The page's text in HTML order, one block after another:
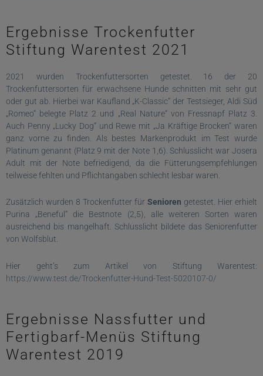
Ergebnisse Trockenfutter
Stiftung Warentest 2021
2021 wurden Trockenfuttersorten getestet. 16 der 20
Trockenfuttersorten für erwachsene Hunde schnitten mit sehr gut
oder gut ab. Hierbei war Kaufland „K-Classic“ der Testsieger, Aldi Süd
„Romeo“ belegte Platz 2 und „Real Nature“ von Fressnapf Platz 3.
Auch Penny „Lucky Dog“ und Rewe mit „Ja Kräftige Brocken“ waren
ganz vorne zu finden. Als bestes Markenprodukt im Test wurde
Platinum genannt (Platz 9 mit der Note 1,6). Schlusslicht war Josera
Adult mit der Note befriedigend, da die Fütterungsempfehlungen
teilweise fehlten und Pflichtangaben schlecht lesbar waren.
Zusätzlich wurden 8 Trockenfutter für Senioren getestet. Hier erhielt
Purina „Beneful“ die Bestnote (2,5), alle weiteren Sorten waren
ausreichend bis mangelhaft. Schlusslicht bildete das Seniorenfutter
von Wolfsblut.
Hier geht’s zum Artikel von Stiftung Warentest:
https://www.test.de/Trockenfutter-Hund-Test-5020107-0/
Ergebnisse Nassfutter und
Fertigbarf-Menüs Stiftung
Warentest 2019